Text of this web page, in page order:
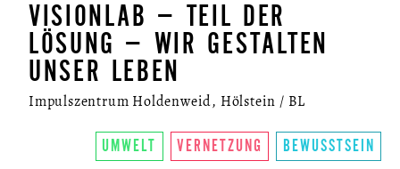
VISIONLAB – TEIL DER
LÖSUNG – WIR GESTALTEN
UNSER LEBEN
Impulszentrum Holdenweid, Hölstein / BL
UMWELT VERNETZUNG BEWUSSTSEIN